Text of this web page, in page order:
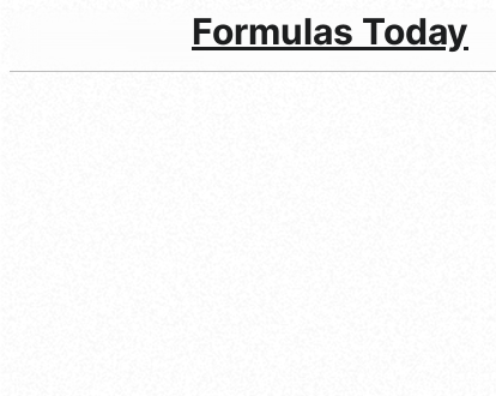
Formulas Today